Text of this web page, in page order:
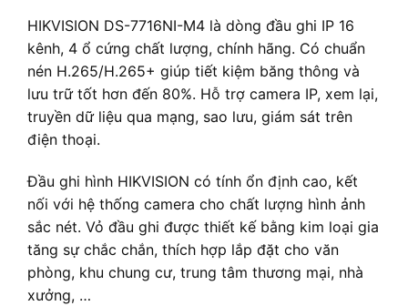
HIKVISION DS-7716NI-M4 là dòng đầu ghi IP 16
kênh, 4 ổ cứng chất lượng, chính hãng. Có chuẩn
nén H.265/H.265+ giúp tiết kiệm băng thông và
lưu trữ tốt hơn đến 80%. Hỗ trợ camera IP, xem lại,
truyền dữ liệu qua mạng, sao lưu, giám sát trên
điện thoại.
Đầu ghi hình HIKVISION có tính ổn định cao, kết
nối với hệ thống camera cho chất lượng hình ảnh
sắc nét. Vỏ đầu ghi được thiết kế bằng kim loại gia
tăng sự chắc chắn, thích hợp lắp đặt cho văn
phòng, khu chung cư, trung tâm thương mại, nhà
xưởng, …